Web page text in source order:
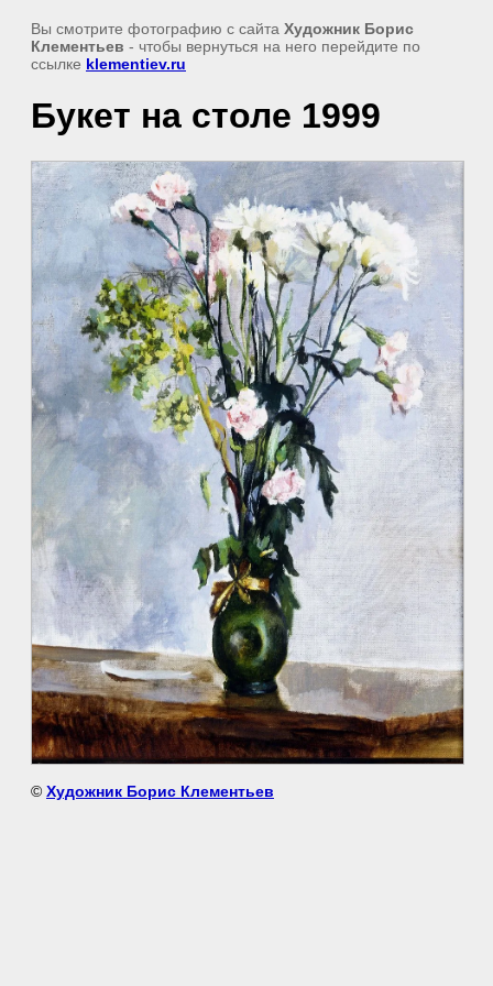
Вы смотрите фотографию с сайта Художник Борис
Клементьев - чтобы вернуться на него перейдите по
ссылке klementiev.ru
Букет на столе 1999
© Художник Борис Клементьев